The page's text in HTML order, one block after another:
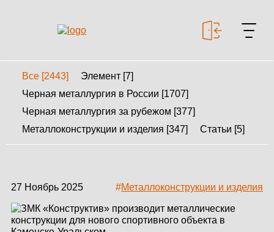
МЕТАЛЛОКОНСТРУКЦИИ
КАЛЬКУЛЯТОР
МЕТАЛЛОКОНСТРУКЦИЙ
Все [2443]
Элемент [7]
Черная металлургия в России [1707]
Черная металлургия за рубежом [377]
Металлоконструкции и изделия [347]
Статьи [5]
27 Ноябрь 2025 #Металлоконструкции и изделия